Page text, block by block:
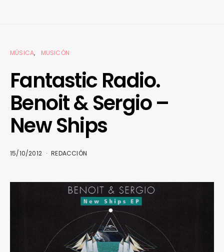
MÚSICA MUSICÓN
Fantastic Radio.
Benoit & Sergio –
New Ships
15/10/2012 REDACCIÓN